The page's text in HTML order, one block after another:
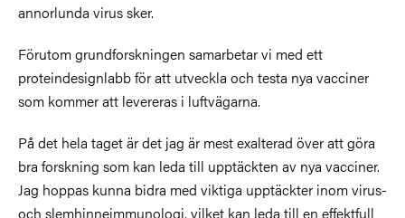
annorlunda virus sker.
Förutom grundforskningen samarbetar vi med ett
proteindesignlabb för att utveckla och testa nya vacciner
som kommer att levereras i luftvägarna.
På det hela taget är det jag är mest exalterad över att göra
bra forskning som kan leda till upptäckten av nya vacciner.
Jag hoppas kunna bidra med viktiga upptäckter inom virus-
och slemhinneimmunologi, vilket kan leda till en effektfull